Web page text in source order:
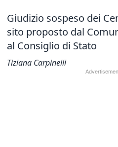
Giudizio sospeso dei
sito proposto dal
al Consiglio di Stato
Tiziana Carpinelli